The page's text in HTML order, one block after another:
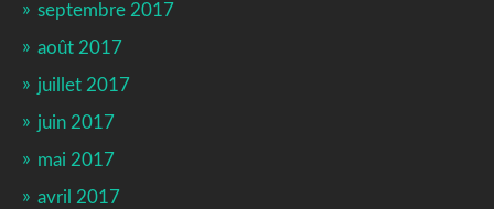
septembre 2017
août 2017
juillet 2017
juin 2017
mai 2017
avril 2017